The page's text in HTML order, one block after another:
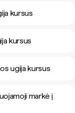
kursus
kursus
ugija kursus
markė į